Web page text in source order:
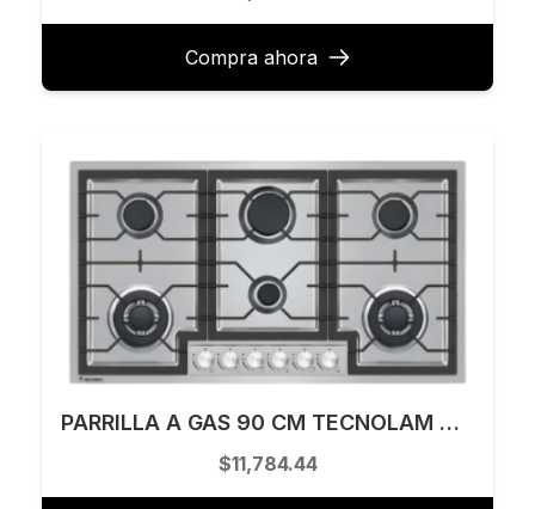
Compra ahora
PARRILLA A GAS 90 CM TECNOLAM MODELO DOPPIO916.AC
$11,784.44